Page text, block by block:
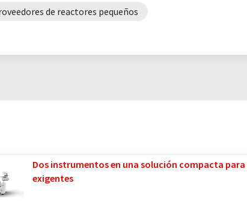
de reactores pequeños
Dos instrumentos en una solución compacta
exigentes